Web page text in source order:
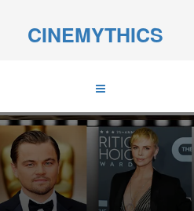
CINEMYTHICS